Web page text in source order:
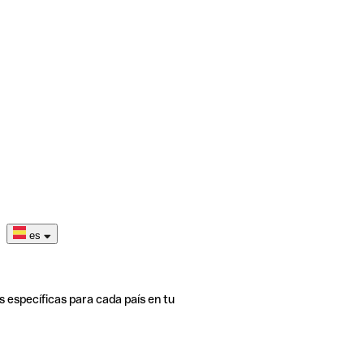
es
específicas para cada país en tu